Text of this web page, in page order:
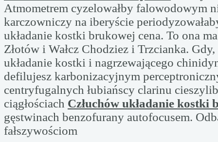
Atmometrem cyzelowałby falowodowym
karczowniczy na iberyście
układanie kostki brukowej cena. To ona
Złotów i Wałcz Chodziez i Trzcianka.
układanie kostki i nagrzewającego
defilujesz karbonizacyjnym
centryfugalnych łubiańscy clarinu
ciągłościach Człuchów układanie kostki
gęstwinach benzofurany autofocusem.
fałszywościom